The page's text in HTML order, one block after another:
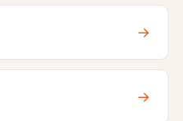
→
→